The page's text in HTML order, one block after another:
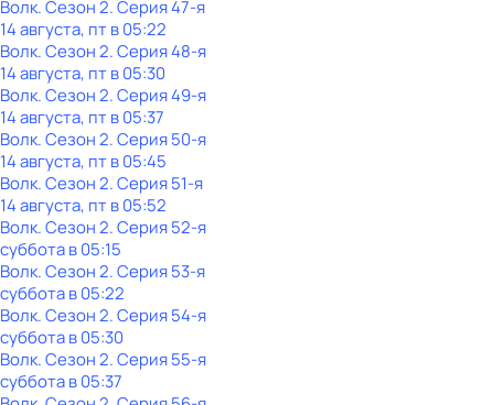
Волк. Сезон 2. Серия 47-я
14 августа, пт в 05:22
Волк. Сезон 2. Серия 48-я
14 августа, пт в 05:30
Волк. Сезон 2. Серия 49-я
14 августа, пт в 05:37
Волк. Сезон 2. Серия 50-я
14 августа, пт в 05:45
Волк. Сезон 2. Серия 51-я
14 августа, пт в 05:52
Волк. Сезон 2. Серия 52-я
субботав05:15
Волк. Сезон 2. Серия 53-я
субботав05:22
Волк. Сезон 2. Серия 54-я
субботав05:30
Волк. Сезон 2. Серия 55-я
субботав05:37